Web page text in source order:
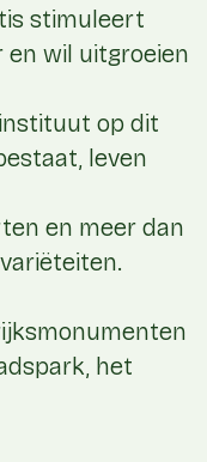
stimuleert
en wil uitgroeien
op dit
leven
en meer dan
het